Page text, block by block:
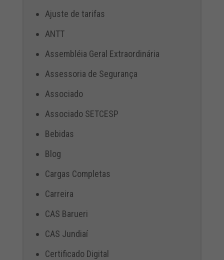
Ajuste de tarifas
ANTT
Assembléia Geral Extraordinária
Assessoria de Segurança
Associado
Associado SETCESP
Bebidas
Blog
Cargas Completas
Carreira
CAS Barueri
CAS Jundiaí
Certificado Digital